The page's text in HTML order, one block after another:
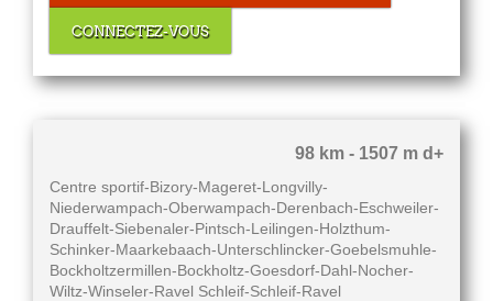
CONNECTEZ-VOUS
98 km - 1507 m d+
Centre sportif-Bizory-Mageret-Longvilly-
Niederwampach-Oberwampach-Derenbach-Eschweiler-
Drauffelt-Siebenaler-Pintsch-Leilingen-Holzthum-
Schinker-Maarkebaach-Unterschlincker-Goebelsmuhle-
Bockholtzermillen-Bockholtz-Goesdorf-Dahl-Nocher-
Wiltz-Winseler-Ravel Schleif-Schleif-Ravel